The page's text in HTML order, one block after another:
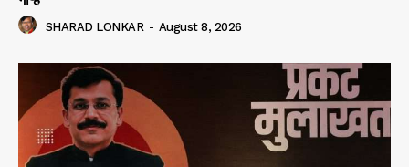
SHARAD LONKAR - August 8, 2026